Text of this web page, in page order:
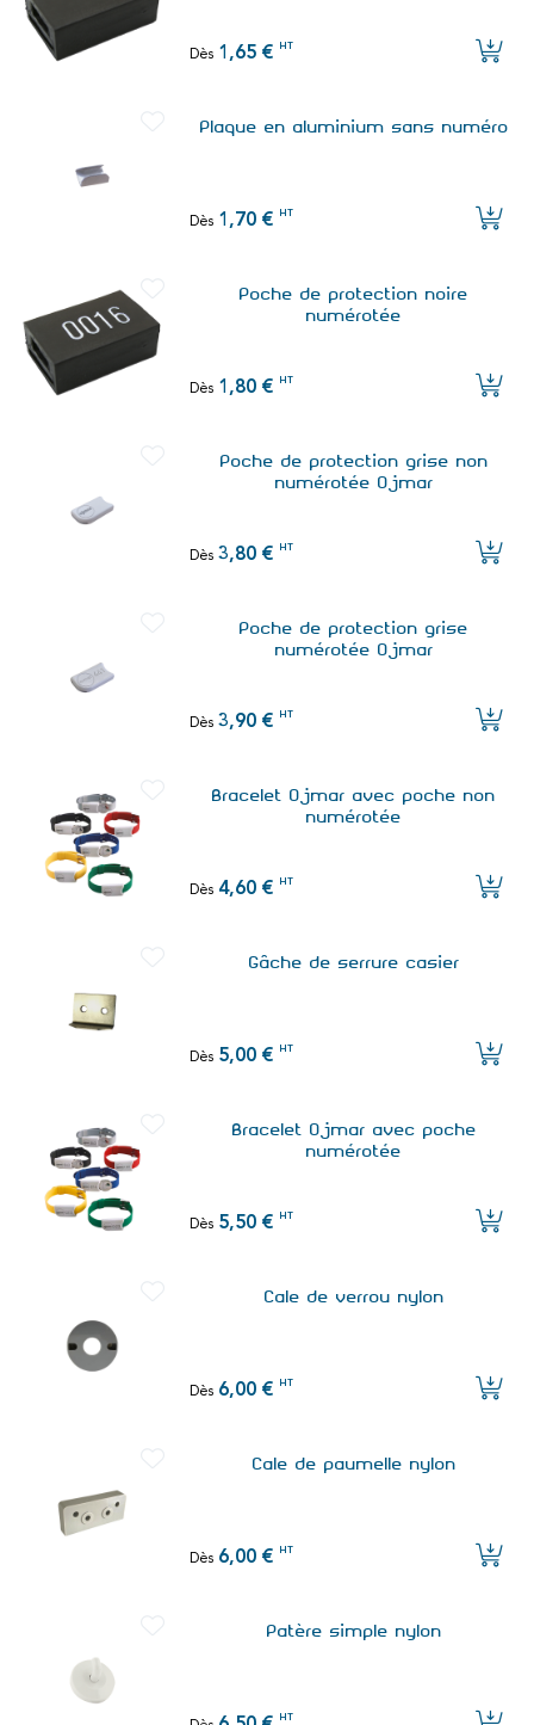
Dès 1,65 € HT
Plaque en aluminium sans numéro
Dès 1,70 € HT
Poche de protection noire
numérotée
Dès 1,80 € HT
Poche de protection grise non
numérotée Ojmar
Dès 3,80 € HT
Poche de protection grise
numérotée Ojmar
Dès 3,90 € HT
Bracelet Ojmar avec poche non
numérotée
Dès 4,60 € HT
Gâche de serrure casier
Dès 5,00 € HT
Bracelet Ojmar avec poche
numérotée
Dès 5,50 € HT
Cale de verrou nylon
Dès 6,00 € HT
Cale de paumelle nylon
Dès 6,00 € HT
Patère simple nylon
HT